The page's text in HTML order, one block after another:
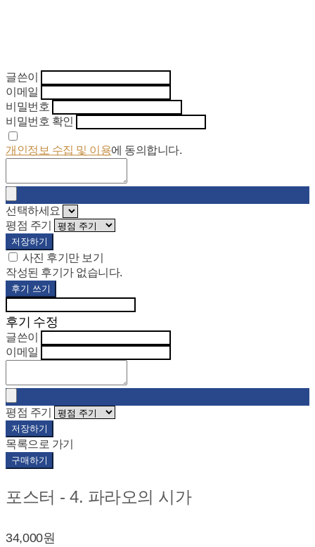
글쓴이
이메일
비밀번호
비밀번호 확인
개인정보 수집 및 이용에 동의합니다.
선택하세요
평점 주기
저장하기
사진 후기만 보기
작성된 후기가 없습니다.
후기 쓰기
후기 수정
글쓴이
이메일
평점 주기
저장하기
목록으로 가기
구매하기
포스터 - 4. 파라오의 시가
34,000원